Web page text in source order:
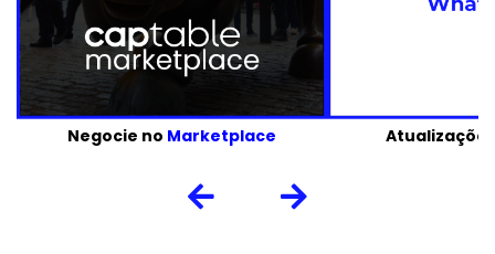
Negocie no Marketplace